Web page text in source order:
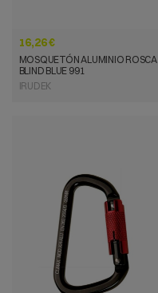
16,26 €
MOSQUETÓN ALUMINIO ROSCA
BLIND BLUE 991
IRUDEK
VISTA RÁPIDA